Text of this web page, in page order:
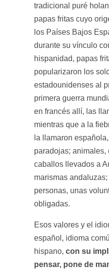
tradicional puré
papas fritas cuyo
los Países Bajos
durante su vínculo
hispanidad, papas
popularizaron los
estadounidenses al
primera guerra
en francés allí, las
mientras que a la
la llamaron
paradojas; animales,
caballos llevados a
marismas
personas, unas
obligadas.
Esos valores y el
español, idioma
hispano, con su
pensar, pone de